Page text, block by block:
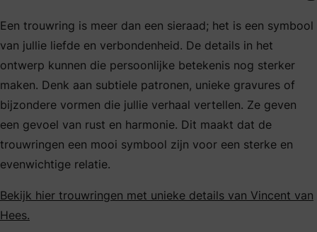
Een trouwring is meer dan een sieraad; het is een symbool
van jullie liefde en verbondenheid. De details in het
ontwerp kunnen die persoonlijke betekenis nog sterker
maken. Denk aan subtiele patronen, unieke gravures of
bijzondere vormen die jullie verhaal vertellen. Ze geven
een gevoel van rust en harmonie. Dit maakt dat de
trouwringen een mooi symbool zijn voor een sterke en
evenwichtige relatie.
Bekijk hier trouwringen met unieke details van Vincent van
Hees.